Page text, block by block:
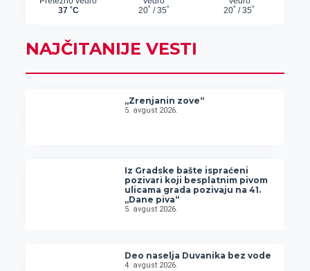
NAJČITANIJE VESTI
„Zrenjanin zove“
5. avgust 2026.
Iz Gradske bašte ispraćeni
pozivari koji besplatnim pivom
ulicama grada pozivaju na 41.
„Dane piva“
5. avgust 2026.
Deo naselja Duvanika bez vode
4. avgust 2026.